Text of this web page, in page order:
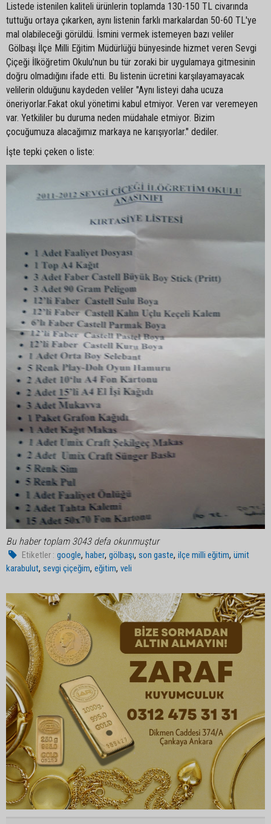
Listede istenilen kaliteli ürünlerin toplamda 130-150 TL civarında
tuttuğu ortaya çıkarken, aynı listenin farklı markalardan 50-60 TL'ye
mal olabileceği görüldü. İsmini vermek istemeyen bazı veliler
Gölbaşı İlçe Milli Eğitim Müdürlüğü bünyesinde hizmet veren Sevgi
Çiçeği İlköğretim Okulu'nun bu tür zoraki bir uygulamaya gitmesinin
doğru olmadığını ifade etti. Bu listenin ücretini karşılayamayacak
velilerin olduğunu kaydeden veliler "Aynı listeyi daha ucuza
öneriyorlar.Fakat okul yönetimi kabul etmiyor. Veren var veremeyen
var. Yetkililer bu duruma neden müdahale etmiyor. Bizim
çocuğumuza alacağımız markaya ne karışıyorlar." dediler.
İşte tepki çeken o liste:
Bu haber toplam 3043 defa okunmuştur
Etiketler : google,haber,gölbaşı,son gaste,ilçe milli eğitim,ümit
karabulut, sevgi çiçeğim, eğitim, veli